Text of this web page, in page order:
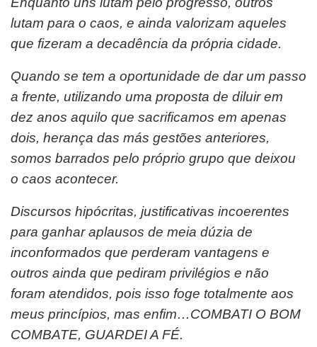
lutam para o caos, e ainda valorizam aqueles
que fizeram a decadência da própria cidade.
Quando se tem a oportunidade de dar um passo
a frente, utilizando uma proposta de diluir em
dez anos aquilo que sacrificamos em apenas
dois, herança das más gestões anteriores,
somos barrados pelo próprio grupo que deixou
o caos acontecer.
Discursos hipócritas, justificativas incoerentes
para ganhar aplausos de meia dúzia de
inconformados que perderam vantagens e
outros ainda que pediram privilégios e não
foram atendidos, pois isso foge totalmente aos
meus princípios, mas enfim…COMBATI O BOM
COMBATE, GUARDEI A FÉ.